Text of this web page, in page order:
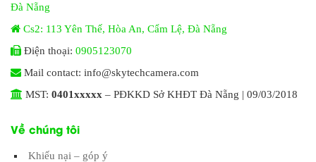
Đà Nẵng
Cs2: 113 Yên Thế, Hòa An, Cẩm Lệ, Đà Nẵng
Điện thoại: 0905123070
Mail contact: info@skytechcamera.com
MST: 0401xxxxx – PĐKKD Sở KHĐT Đà Nẵng | 09/03/2018
Về chúng tôi
Khiếu nại – góp ý